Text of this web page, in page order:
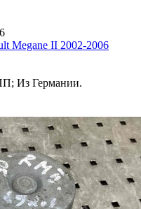
Megane II 2002-2006
Из Германии.